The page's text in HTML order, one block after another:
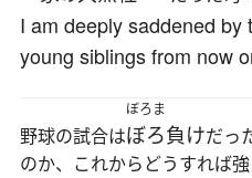
I am deeply saddened
young siblings from now
野球の試合は
ぼろま
ぼろ負けだっ
のか、これからどうすれば